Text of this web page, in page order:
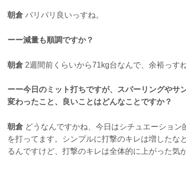
朝倉バリバリ良いっすね。
ーー減量も順調ですか？
朝倉2週間前くらいから71kg台なんで、余裕っす
ーー今日のミット打ちですが、スパーリングやサ
変わったこと、良いことはどんなことですか？
朝倉どうなんですかね、今日はシチュエーショ
を打ってます。シンプルに打撃のキレは増した
るんですけど、打撃のキレは全体的に上がった気